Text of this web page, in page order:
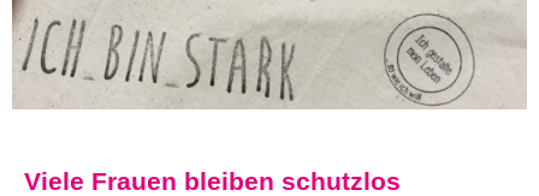
Viele Frauen bleiben schutzlos